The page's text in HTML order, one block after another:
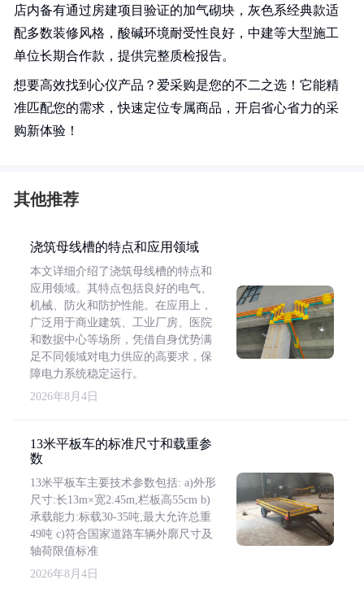
店内备有通过房建项目验证的加气砌块，灰色系经典款适
配多数装修风格，酸碱环境耐受性良好，中建等大型施工
单位长期合作款，提供完整质检报告。
想要高效找到心仪产品？爱采购是您的不二之选！它能精
准匹配您的需求，快速定位专属商品，开启省心省力的采
购新体验！
其他推荐
浇筑母线槽的特点和应用领域
本文详细介绍了浇筑母线槽的特点和
应用领域。其特点包括良好的电气、
机械、防火和防护性能。在应用上，
广泛用于商业建筑、工业厂房、医院
和数据中心等场所，凭借自身优势满
足不同领域对电力供应的高要求，保
障电力系统稳定运行。
2026年8月4日
13米平板车的标准尺寸和载重参
数
13米平板车主要技术参数包括: a)外形
尺寸:长13m×宽2.45m,栏板高55cm b)
承载能力:标载30-35吨,最大允许总重
49吨 c)符合国家道路车辆外廓尺寸及
轴荷限值标准
2026年8月4日